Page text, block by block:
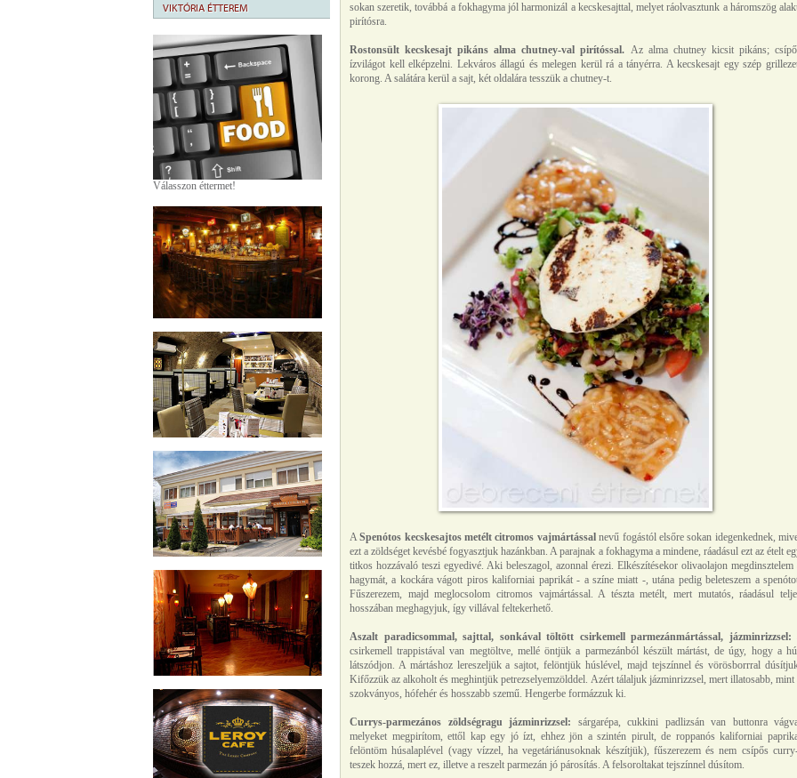
VIKTÓRIA ÉTTEREM
Válasszon éttermet!
sokan szeretik, továbbá a fokhagyma jól harmonizál a kecskesajttal, melyet ráolvasztunk a háromszög
pirítósra.
Rostonsült kecskesajt pikáns alma chutney-val pirítóssal. Az alma chutney kicsit pikáns;
ízvilágot kell elképzelni. Lekváros állagú és melegen kerül rá a tányérra. A kecskesajt egy szép
korong. A salátára kerül a sajt, két oldalára tesszük a chutney-t.
ASpenótos kecskesajtos metélt citromos vajmártássalnevű fogástól elsőre sokan idegenkednek,
ezt a zöldséget kevésbé fogyasztjuk hazánkban. A parajnak a fokhagyma a mindene, ráadásul ezt az ételt
titkos hozzávaló teszi egyedivé. Aki beleszagol, azonnal érezi. Elkészítésekor olivaolajon megdinsztelem
hagymát, a kockára vágott piros kaliforniai paprikát - a színe miatt -, utána pedig beleteszem a
Fűszerezem, majd meglocsolom citromos vajmártással. A tészta metélt, mert mutatós, ráadásul
hosszában meghagyjuk, így villával feltekerhető.
Aszalt paradicsommal, sajttal, sonkával töltött csirkemell parmezánmártással, jázminrizzsel:
csirkemell trappistával van megtöltve, mellé öntjük a parmezánból készült mártást, de úgy, hogy a
látszódjon. A mártáshoz lereszeljük a sajtot, felöntjük húslével, majd tejszínnel és vörösborrral
Kifőzzük az alkoholt és meghintjük petrezselyemzölddel. Azért tálaljuk jázminrizzsel, mert illatosabb, mint
szokványos, hófehér és hosszabb szemű. Hengerbe formázzuk ki.
Currys-parmezános zöldségragu jázminrizzsel: sárgarépa, cukkini padlizsán van buttonra
melyeket megpirítom, ettől kap egy jó ízt, ehhez jön a szintén pirult, de roppanós kaliforniai
felöntöm húsalaplével (vagy vízzel, ha vegetáriánusoknak készítjük), fűszerezem és nem csípős
teszek hozzá, mert ez, illetve a reszelt parmezán jó párosítás. A felsoroltakat tejszínnel dúsítom.